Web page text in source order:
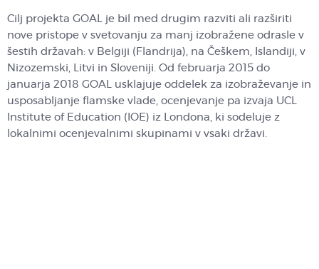
Cilj projekta GOAL je bil med drugim razviti ali razširiti
nove pristope v svetovanju za manj izobražene odrasle v
šestih državah: v Belgiji (Flandrija), na Češkem, Islandiji, v
Nizozemski, Litvi in Sloveniji. Od februarja 2015 do
januarja 2018 GOAL usklajuje oddelek za izobraževanje in
usposabljanje flamske vlade, ocenjevanje pa izvaja UCL
Institute of Education (IOE) iz Londona, ki sodeluje z
lokalnimi ocenjevalnimi skupinami v vsaki državi.